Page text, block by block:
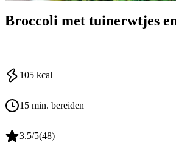
Broccoli met tuinerwtjes
105 kcal
15 min. bereiden
3.5/5(48)